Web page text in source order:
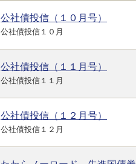
公社債投信（１０月号）
公社債投信１０月
公社債投信（１１月号）
公社債投信１１月
公社債投信（１２月号）
公社債投信１２月